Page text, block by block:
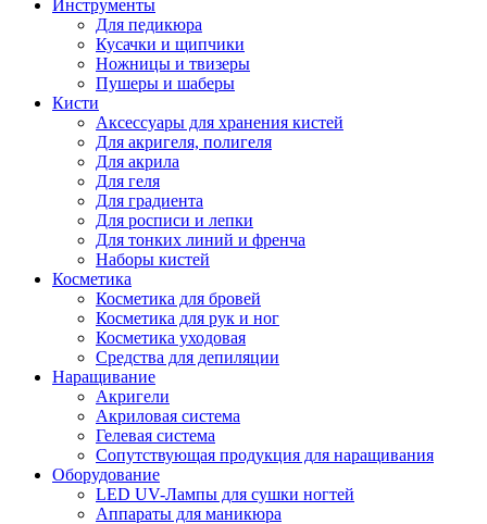
Инструменты
Для педикюра
Кусачки и щипчики
Ножницы и твизеры
Пушеры и шаберы
Кисти
Аксессуары для хранения кистей
Для акригеля, полигеля
Для акрила
Для геля
Для градиента
Для росписи и лепки
Для тонких линий и френча
Наборы кистей
Косметика
Косметика для бровей
Косметика для рук и ног
Косметика уходовая
Средства для депиляции
Наращивание
Акригели
Акриловая система
Гелевая система
Сопутствующая продукция для наращивания
Оборудование
LED UV-Лампы для сушки ногтей
Аппараты для маникюра